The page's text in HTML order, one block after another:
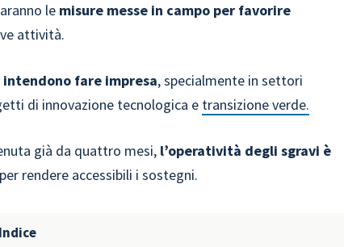
le misure messe in campo per favorire
attività.
intendono fare impresa, specialmente in settori
di innovazione tecnologica e transizione verde.
già da quattro mesi, l’operatività degli sgravi è
rendere accessibili i sostegni.
Indice